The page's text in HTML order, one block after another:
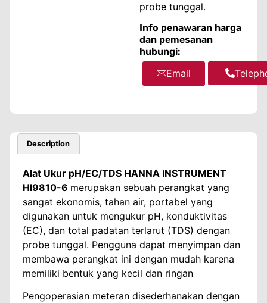
probe tunggal.
Info penawaran harga
dan pemesanan
hubungi:
Email
Description
Alat Ukur pH/EC/TDS HANNA INSTRUMENT
HI9810-6 merupakan sebuah perangkat yang
sangat ekonomis, tahan air, portabel yang
digunakan untuk mengukur pH, konduktivitas
(EC), dan total padatan terlarut (TDS) dengan
probe tunggal. Pengguna dapat menyimpan dan
membawa perangkat ini dengan mudah karena
memiliki bentuk yang kecil dan ringan
Pengoperasian meteran disederhanakan dengan